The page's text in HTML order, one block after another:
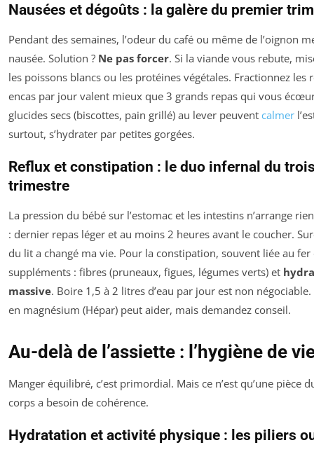
Nausées et dégoûts : la galère du premier
Pendant des semaines, l’odeur du café ou même de l’oignon
nausée. Solution ? Ne pas forcer. Si la viande vous rebute,
les poissons blancs ou les protéines végétales. Fractionnez les
encas par jour valent mieux que 3 grands repas qui vous
glucides secs (biscottes, pain grillé) au lever peuvent calmer
surtout, s’hydrater par petites gorgées.
Reflux et constipation : le duo infernal du
trimestre
La pression du bébé sur l’estomac et les intestins n’arrange
: dernier repas léger et au moins 2 heures avant le coucher.
du lit a changé ma vie. Pour la constipation, souvent liée au fer
suppléments : fibres (pruneaux, figues, légumes verts) et
massive. Boire 1,5 à 2 litres d’eau par jour est non
en magnésium (Hépar) peut aider, mais demandez conseil.
Au-delà de l’assiette : l’hygiène de
Manger équilibré, c’est primordial. Mais ce n’est qu’une pièce
corps a besoin de cohérence.
Hydratation et activité physique : les piliers